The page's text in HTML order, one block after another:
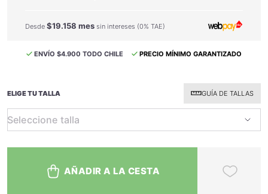
Desde $19.158 mes sin intereses (0% TAE)
ENVÍO $4.900 TODO CHILE PRECIO MÍNIMO GARANTIZADO
ELIGE TU TALLA GUÍA DE TALLAS
AÑADIR A LA CESTA